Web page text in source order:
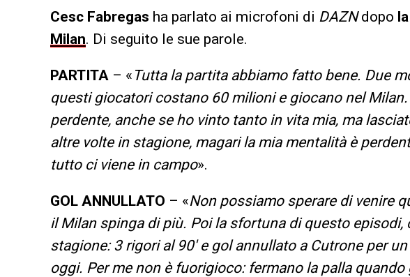
Cesc Fabregas ha parlato ai microfoni di DAZNdopo
Milan. Di seguito le sue parole.
PARTITA – « Tutta la partita abbiamo fatto bene. Due
questi giocatori costano 60 milioni e giocano nel
perdente, anche se ho vinto tanto in vita mia, ma
altre volte in stagione, magari la mia mentalità è
tutto ci viene in campo».
GOL ANNULLATO – «Non possiamo sperare di venire
il Milan spinga di più. Poi la sfortuna di questo episodi,
stagione: 3 rigori al 90′ e gol annullato a Cutrone per
oggi. Per me non è fuorigioco: fermano la palla